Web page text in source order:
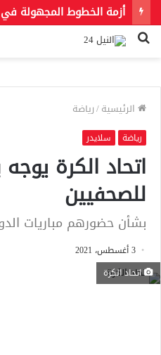
بحث
الرئيسية/رياضة
رياضة سلايدر
اتحاد الكرة يوجه
للصحفيين
بشأن حضورهم مباريات
3 أغسطس، 2021
اتحاد الكرة